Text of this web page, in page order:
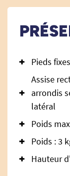
Pieds
Assise
arrondis
latéral
Poids
Poids : 3
Hauteur